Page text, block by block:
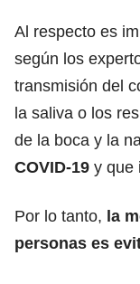
Al respecto es
según los
transmisión del
la saliva o los
de la boca y la
COVID-19 y que
Por lo tanto, la
personas es